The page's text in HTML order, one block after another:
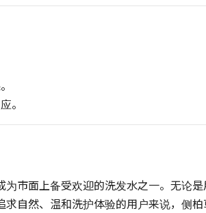
。
市面上备受欢迎的洗发水之一。无论是
自然、温和洗护体验的用户来说，侧